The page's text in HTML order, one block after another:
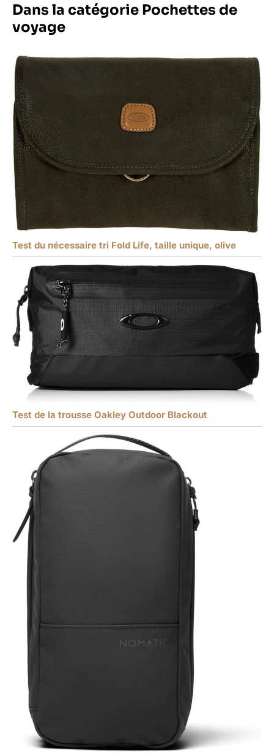
Dans la catégorie Pochettes de
voyage
Test du nécessaire tri Fold Life, taille unique, olive
Test de la trousse Oakley Outdoor Blackout